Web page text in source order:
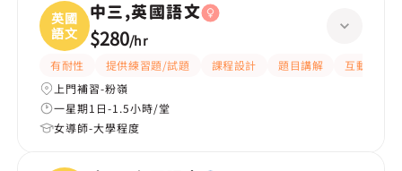
英國
語文
中三,英國語文
$280/hr
有耐性 提供練習題/試題 課程設計 題目講解
互動教學
上門補習-粉嶺
一星期1日-1.5小時/堂
女導師-大學程度